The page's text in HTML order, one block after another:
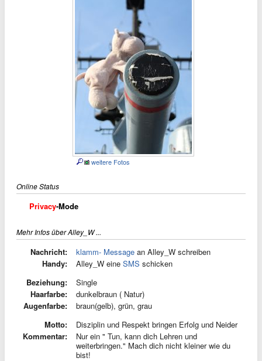
weitere Fotos
Online Status
Privacy-Mode
Mehr Infos über Alley_W ...
Nachricht: klamm- Message an Alley_W schreiben
Handy:
Alley_W eine SMS schicken
Beziehung:
Single
Haarfarbe:
dunkelbraun ( Natur)
Augenfarbe:
braun(gelb), grün, grau
Motto:
Disziplin und Respekt bringen Erfolg und Neider
Kommentar:
Nur ein " Tun, kann dich Lehren und
weiterbringen." Mach dich nicht kleiner wie du
bist!